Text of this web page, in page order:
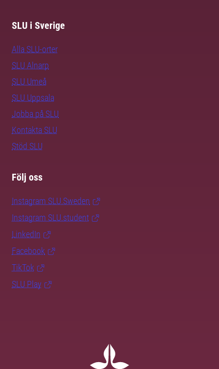
SLU i Sverige
Alla SLU-orter
SLU Alnarp
SLU Umeå
SLU Uppsala
Jobba på SLU
Kontakta SLU
Stöd SLU
Följ oss
Instagram SLU.Sweden
Instagram SLU.student
LinkedIn
Facebook
TikTok
SLU Play